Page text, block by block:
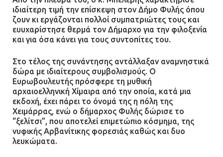
Ασπρόπυργο – Ήχησε το 112
09.07.2026 | 09:19
Δίωξη για απόπειρα
ανθρωποκτονίας στους δύο
αστυνομικούς
08.07.2026 | 22:30
Ομαδικός βιασμός 19χρονης στο
Α.Τ. Ομονοίας: Ο Εισαγγελέας
ιδιαίτερη τιμή την επίσκεψη στον Δήμο Φυλής όπου
ζουν κι εργάζονται πολλοί συμπατριώτες τους και
ευυχαρίστησε θερμά τον Δήμαρχο για την φιλοξενία
και για όσα κάνει για τους συντοπίτες του.
Στο τέλος της συνάντησης αντάλλαξαν αναμνηστικά
δώρα με ιδιαίτερους συμβολισμούς. Ο
Ευρωβουλευτής πρόσφερε τη μυθική
αρχαιοελληνική Χίμαιρα από την οποία, κατά μια
εκδοχή, έχει πάρει το όνομά της η πόλη της
Χειμάρρας, ενώ ο δήμαρχος Φυλής δώρισε το
“ξελίτσι”, που αποτελεί επιμετώπιο κόσμημα, της
νυφικής Αρβανίτικης φορεσιάς καθώς και δυο
λευκώματα.